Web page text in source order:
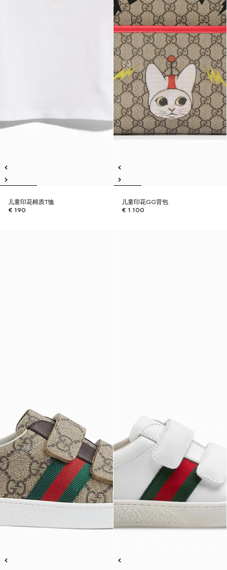
儿童印花棉质T恤
€ 190
儿童印花GG背包
€ 1.100